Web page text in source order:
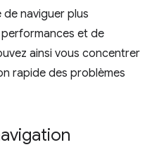
naviguer plus
et de
ainsi vous concentrer
rapide des problèmes